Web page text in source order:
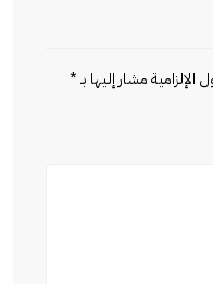
الإلزامية مشار إليها بـ*